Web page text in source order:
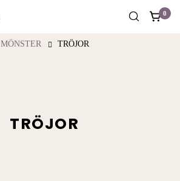
0
MÖNSTER TRÖJOR
TRÖJOR